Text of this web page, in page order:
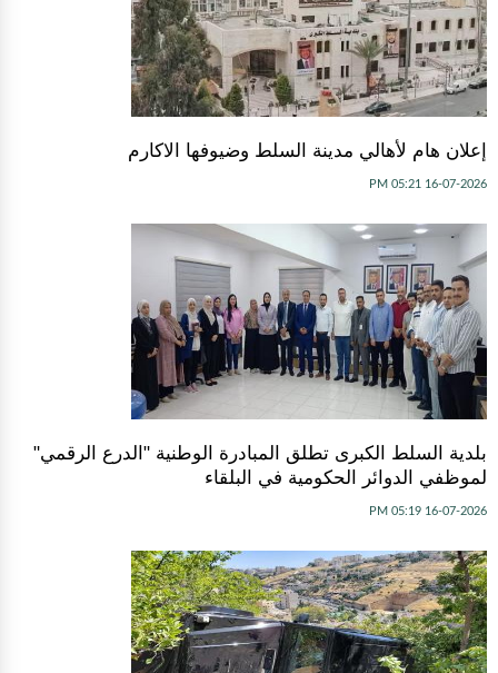
إعلان هام لأهالي مدينة السلط وضيوفها الاكارم
16-07-2026 05:21 PM
بلدية السلط الكبرى تطلق المبادرة الوطنية "الدرع الرقمي"
لموظفي الدوائر الحكومية في البلقاء
16-07-2026 05:19 PM